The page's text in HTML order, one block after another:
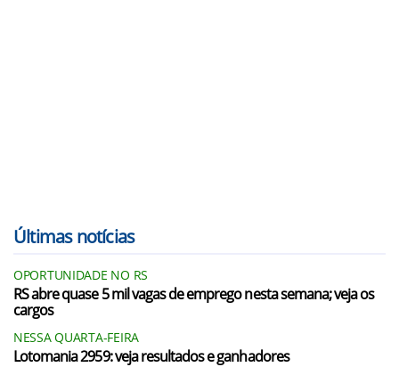
Últimas notícias
OPORTUNIDADE NO RS
RS abre quase 5 mil vagas de emprego nesta semana; veja os
cargos
NESSA QUARTA-FEIRA
Lotomania 2959: veja resultados e ganhadores